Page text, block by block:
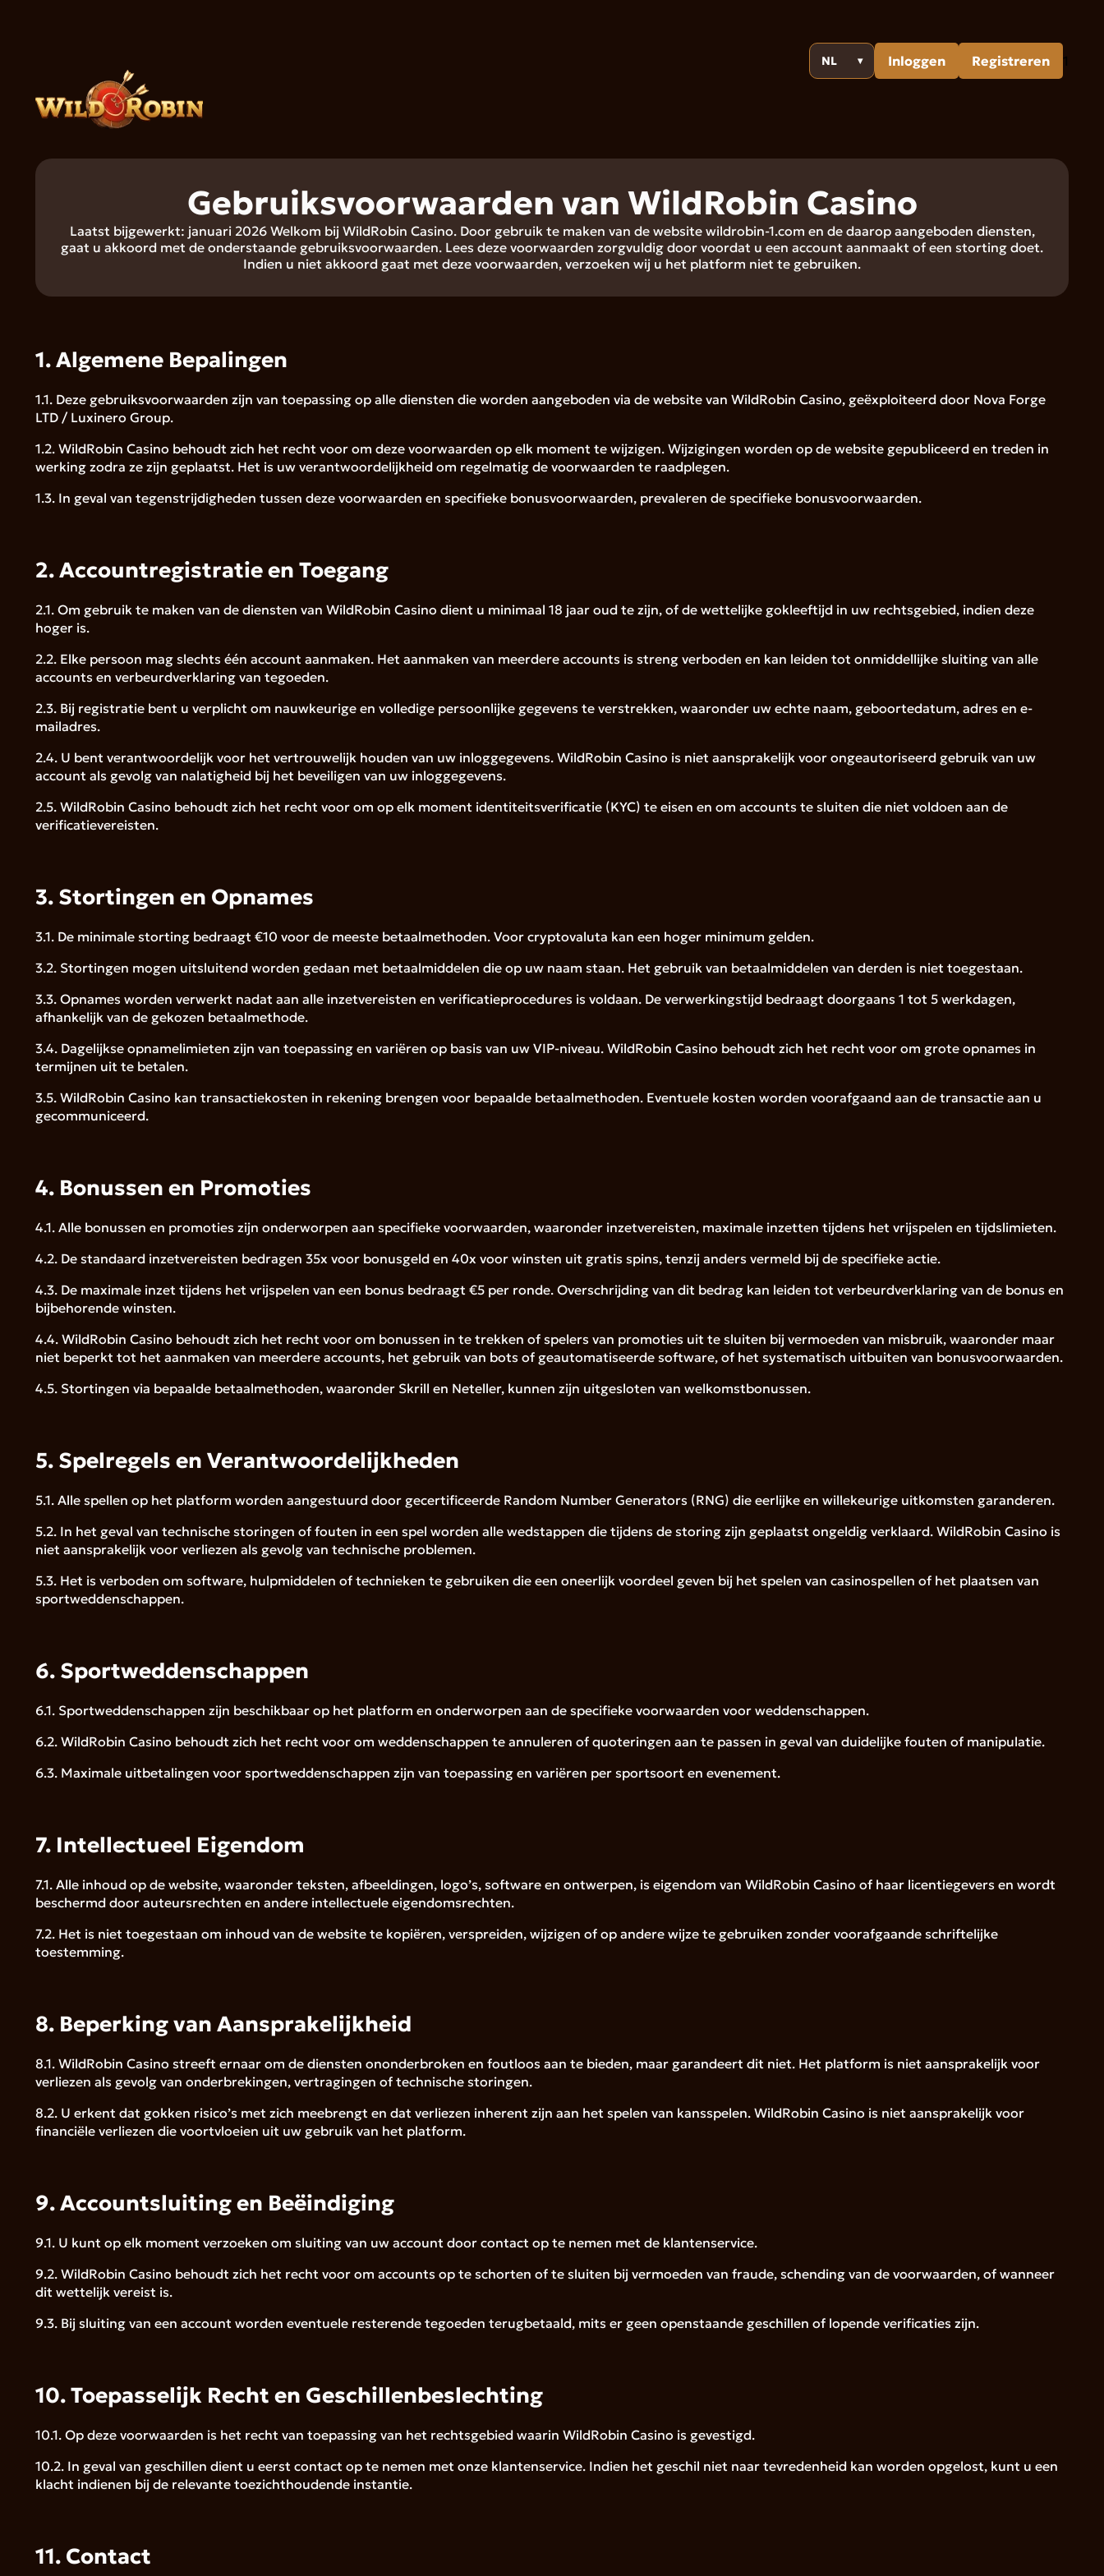
NL ▾ Inloggen Registreren 1
Gebruiksvoorwaarden van WildRobin Casino
Laatst bijgewerkt: januari 2026 Welkom bij WildRobin Casino. Door gebruik te maken van de website wildrobin-1.com en de daarop aangeboden diensten,
gaat u akkoord met de onderstaande gebruiksvoorwaarden. Lees deze voorwaarden zorgvuldig door voordat u een account aanmaakt of een storting doet.
Indien u niet akkoord gaat met deze voorwaarden, verzoeken wij u het platform niet te gebruiken.
1. Algemene Bepalingen
1.1. Deze gebruiksvoorwaarden zijn van toepassing op alle diensten die worden aangeboden via de website van WildRobin Casino, geëxploiteerd door Nova Forge
LTD / Luxinero Group.
1.2. WildRobin Casino behoudt zich het recht voor om deze voorwaarden op elk moment te wijzigen. Wijzigingen worden op de website gepubliceerd en treden in
werking zodra ze zijn geplaatst. Het is uw verantwoordelijkheid om regelmatig de voorwaarden te raadplegen.
1.3. In geval van tegenstrijdigheden tussen deze voorwaarden en specifieke bonusvoorwaarden, prevaleren de specifieke bonusvoorwaarden.
2. Accountregistratie en Toegang
2.1. Om gebruik te maken van de diensten van WildRobin Casino dient u minimaal 18 jaar oud te zijn, of de wettelijke gokleeftijd in uw rechtsgebied, indien deze
hoger is.
2.2. Elke persoon mag slechts één account aanmaken. Het aanmaken van meerdere accounts is streng verboden en kan leiden tot onmiddellijke sluiting van alle
accounts en verbeurdverklaring van tegoeden.
2.3. Bij registratie bent u verplicht om nauwkeurige en volledige persoonlijke gegevens te verstrekken, waaronder uw echte naam, geboortedatum, adres en e-
mailadres.
2.4. U bent verantwoordelijk voor het vertrouwelijk houden van uw inloggegevens. WildRobin Casino is niet aansprakelijk voor ongeautoriseerd gebruik van uw
account als gevolg van nalatigheid bij het beveiligen van uw inloggegevens.
2.5. WildRobin Casino behoudt zich het recht voor om op elk moment identiteitsverificatie (KYC) te eisen en om accounts te sluiten die niet voldoen aan de
verificatievereisten.
3. Stortingen en Opnames
3.1. De minimale storting bedraagt €10 voor de meeste betaalmethoden. Voor cryptovaluta kan een hoger minimum gelden.
3.2. Stortingen mogen uitsluitend worden gedaan met betaalmiddelen die op uw naam staan. Het gebruik van betaalmiddelen van derden is niet toegestaan.
3.3. Opnames worden verwerkt nadat aan alle inzetvereisten en verificatieprocedures is voldaan. De verwerkingstijd bedraagt doorgaans 1 tot 5 werkdagen,
afhankelijk van de gekozen betaalmethode.
3.4. Dagelijkse opnamelimieten zijn van toepassing en variëren op basis van uw VIP-niveau. WildRobin Casino behoudt zich het recht voor om grote opnames in
termijnen uit te betalen.
3.5. WildRobin Casino kan transactiekosten in rekening brengen voor bepaalde betaalmethoden. Eventuele kosten worden voorafgaand aan de transactie aan u
gecommuniceerd.
4. Bonussen en Promoties
4.1. Alle bonussen en promoties zijn onderworpen aan specifieke voorwaarden, waaronder inzetvereisten, maximale inzetten tijdens het vrijspelen en tijdslimieten.
4.2. De standaard inzetvereisten bedragen 35x voor bonusgeld en 40x voor winsten uit gratis spins, tenzij anders vermeld bij de specifieke actie.
4.3. De maximale inzet tijdens het vrijspelen van een bonus bedraagt €5 per ronde. Overschrijding van dit bedrag kan leiden tot verbeurdverklaring van de bonus en
bijbehorende winsten.
4.4. WildRobin Casino behoudt zich het recht voor om bonussen in te trekken of spelers van promoties uit te sluiten bij vermoeden van misbruik, waaronder maar
niet beperkt tot het aanmaken van meerdere accounts, het gebruik van bots of geautomatiseerde software, of het systematisch uitbuiten van bonusvoorwaarden.
4.5. Stortingen via bepaalde betaalmethoden, waaronder Skrill en Neteller, kunnen zijn uitgesloten van welkomstbonussen.
5. Spelregels en Verantwoordelijkheden
5.1. Alle spellen op het platform worden aangestuurd door gecertificeerde Random Number Generators (RNG) die eerlijke en willekeurige uitkomsten garanderen.
5.2. In het geval van technische storingen of fouten in een spel worden alle wedstappen die tijdens de storing zijn geplaatst ongeldig verklaard. WildRobin Casino is
niet aansprakelijk voor verliezen als gevolg van technische problemen.
5.3. Het is verboden om software, hulpmiddelen of technieken te gebruiken die een oneerlijk voordeel geven bij het spelen van casinospellen of het plaatsen van
sportweddenschappen.
6. Sportweddenschappen
6.1. Sportweddenschappen zijn beschikbaar op het platform en onderworpen aan de specifieke voorwaarden voor weddenschappen.
6.2. WildRobin Casino behoudt zich het recht voor om weddenschappen te annuleren of quoteringen aan te passen in geval van duidelijke fouten of manipulatie.
6.3. Maximale uitbetalingen voor sportweddenschappen zijn van toepassing en variëren per sportsoort en evenement.
7. Intellectueel Eigendom
7.1. Alle inhoud op de website, waaronder teksten, afbeeldingen, logo’s, software en ontwerpen, is eigendom van WildRobin Casino of haar licentiegevers en wordt
beschermd door auteursrechten en andere intellectuele eigendomsrechten.
7.2. Het is niet toegestaan om inhoud van de website te kopiëren, verspreiden, wijzigen of op andere wijze te gebruiken zonder voorafgaande schriftelijke
toestemming.
8. Beperking van Aansprakelijkheid
8.1. WildRobin Casino streeft ernaar om de diensten ononderbroken en foutloos aan te bieden, maar garandeert dit niet. Het platform is niet aansprakelijk voor
verliezen als gevolg van onderbrekingen, vertragingen of technische storingen.
8.2. U erkent dat gokken risico’s met zich meebrengt en dat verliezen inherent zijn aan het spelen van kansspelen. WildRobin Casino is niet aansprakelijk voor
financiële verliezen die voortvloeien uit uw gebruik van het platform.
9. Accountsluiting en Beëindiging
9.1. U kunt op elk moment verzoeken om sluiting van uw account door contact op te nemen met de klantenservice.
9.2. WildRobin Casino behoudt zich het recht voor om accounts op te schorten of te sluiten bij vermoeden van fraude, schending van de voorwaarden, of wanneer
dit wettelijk vereist is.
9.3. Bij sluiting van een account worden eventuele resterende tegoeden terugbetaald, mits er geen openstaande geschillen of lopende verificaties zijn.
10. Toepasselijk Recht en Geschillenbeslechting
10.1. Op deze voorwaarden is het recht van toepassing van het rechtsgebied waarin WildRobin Casino is gevestigd.
10.2. In geval van geschillen dient u eerst contact op te nemen met onze klantenservice. Indien het geschil niet naar tevredenheid kan worden opgelost, kunt u een
klacht indienen bij de relevante toezichthoudende instantie.
11. Contact